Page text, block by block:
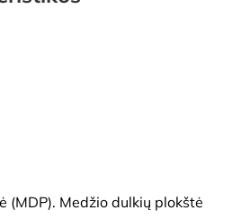
(MDP). Medžio dulkių plokštė